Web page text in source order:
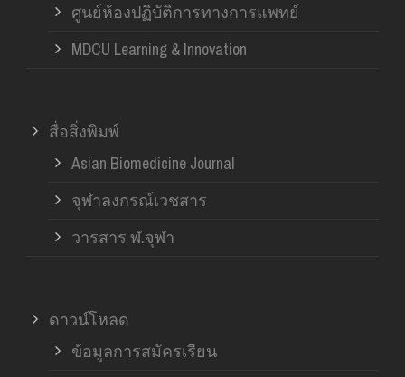
ศูนย์ห้องปฏิบัติการทางการแพทย์
MDCU Learning & Innovation
สื่อสิ่งพิมพ์
Asian Biomedicine Journal
จุฬาลงกรณ์เวชสาร
วารสาร ฬ.จุฬา
ดาวน์โหลด
ข้อมูลการสมัครเรียน